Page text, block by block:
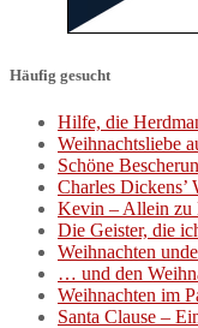
Häufig gesucht
Hilfe, die
Weihnachtsliebe
Schöne
Charles Dickens’
Kevin – Allein zu
Die Geister, die
Weihnachten
… und den
Weihnachten im
Santa Clause –